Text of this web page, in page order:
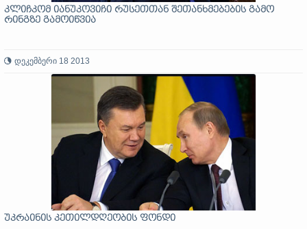
კლიჩკომ იანუკოვიჩი რუსეთთან შეთანხმებების გამო
რინგზე გამოიწვია
დეკემბერი 18 2013
უკრაინის კეთილდღეობის ფონდი